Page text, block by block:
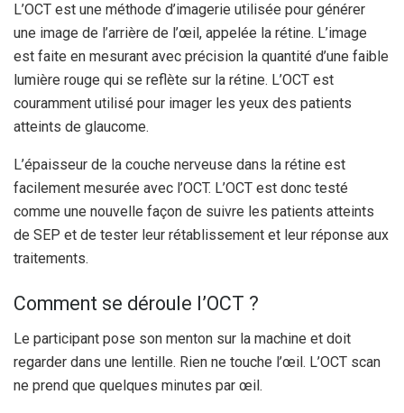
L’OCT est une méthode d’imagerie utilisée pour générer
une image de l’arrière de l’œil, appelée la rétine. L’image
est faite en mesurant avec précision la quantité d’une faible
lumière rouge qui se reflète sur la rétine. L’OCT est
couramment utilisé pour imager les yeux des patients
atteints de glaucome.
L’épaisseur de la couche nerveuse dans la rétine est
facilement mesurée avec l’OCT. L’OCT est donc testé
comme une nouvelle façon de suivre les patients atteints
de SEP et de tester leur rétablissement et leur réponse aux
traitements.
Comment se déroule l’OCT ?
Le participant pose son menton sur la machine et doit
regarder dans une lentille. Rien ne touche l’œil. L’OCT scan
ne prend que quelques minutes par œil.